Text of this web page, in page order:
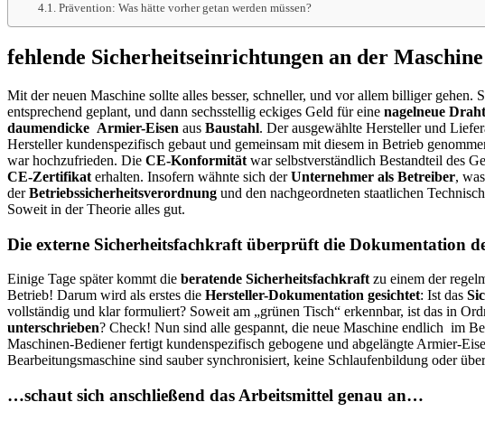
Prävention: Was hätte vorher getan werden müssen?
fehlende Sicherheitseinrichtungen an der
Mit der neuen Maschine sollte alles besser, schneller, und vor allem billiger
entsprechend geplant, und dann sechsstellig eckiges Geld für einenagelneue
daumendicke Armier-Eisen ausBaustahl. Der ausgewählte Hersteller und
Hersteller kundenspezifisch gebaut und gemeinsam mit diesem in Betrieb
war hochzufrieden. DieCE-Konformität war selbstverständlich Bestandteil des
CE-Zertifikat erhalten. Insofern wähnte sich derUnternehmer als Betreiber,
derBetriebssicherheitsverordnung und den nachgeordneten staatlichen
Soweit in der Theorie alles gut.
Die externe Sicherheitsfachkraft überprüft die Dokumentation
Einige Tage später kommt dieberatende Sicherheitsfachkraft zu einem der
Betrieb! Darum wird als erstes dieHersteller-Dokumentation gesichtet: Ist das
vollständig und klar formuliert? Soweit am „grünen Tisch“ erkennbar, ist das in
unterschrieben? Check! Nun sind alle gespannt, die neue Maschine endlich im
Maschinen-Bediener fertigt kundenspezifisch gebogene und abgelängte Armier-
Bearbeitungsmaschine sind sauber synchronisiert, keine Schlaufenbildung oder
…schaut sich anschließend das Arbeitsmittel genau an…